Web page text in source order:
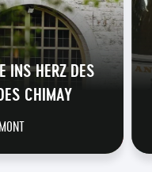
INS HERZ DES
CHIMAY